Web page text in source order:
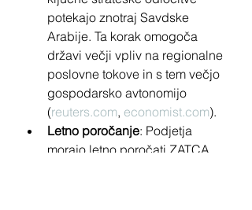
potekajo znotraj Savdske
Arabije. Ta korak omogoča
državi večji vpliv na regionalne
poslovne tokove in s tem večjo
gospodarsko avtonomijo
(reuters.com, economist.com).
Letno poročanje: Podjetja
morajo letno poročati ZATCA